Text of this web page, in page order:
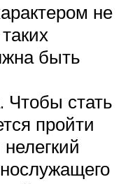
не
быть
Чтобы стать
пройти